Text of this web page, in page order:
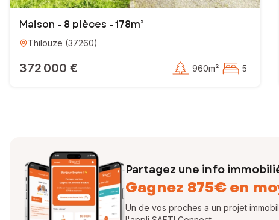
Maison - 8 pièces - 178m²
Thilouze (37260)
372 000 € 960m² 5
Partagez une info
Gagnez 875€ en
Un de vos proches a un projet